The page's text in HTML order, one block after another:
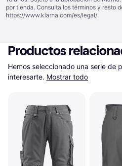
por tienda. Consulta los términos y resto
https://www.klarna.com/es/legal/.
Productos
Hemos seleccionado una serie de
interesarte. Mostrar todo